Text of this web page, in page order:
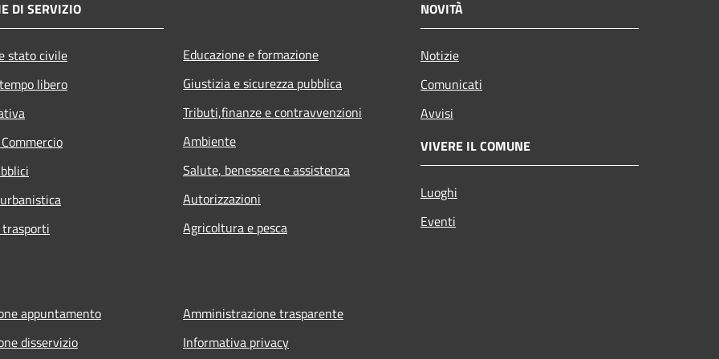
DI SERVIZIO
stato civile
libero
Educazione e formazione
Giustizia e sicurezza pubblica
Tributi,finanze e contravvenzioni
Ambiente
Salute, benessere e assistenza
Autorizzazioni
Agricoltura e pesca
NOVITÀ
Notizie
Comunicati
Avvisi
VIVERE IL COMUNE
Luoghi
Eventi
appuntamento
disservizio
Amministrazione trasparente
Informativa privacy